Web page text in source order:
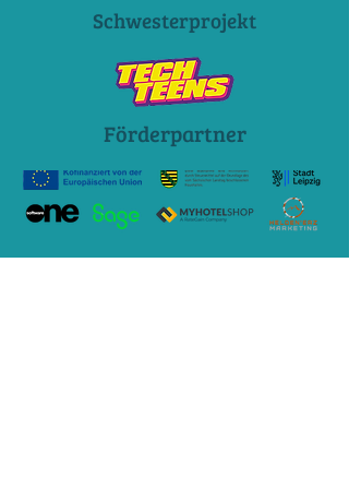
Schwesterprojekt
Förderpartner